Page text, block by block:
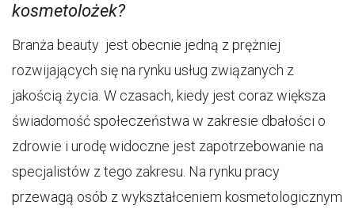
kosmetolożek?
Branża beauty jest obecnie jedną z prężniej
rozwijających się na rynku usług związanych z
jakością życia. W czasach, kiedy jest coraz większa
świadomość społeczeństwa w zakresie dbałości o
zdrowie i urodę widoczne jest zapotrzebowanie na
specjalistów z tego zakresu. Na rynku pracy
przewagą osób z wykształceniem kosmetologicznym